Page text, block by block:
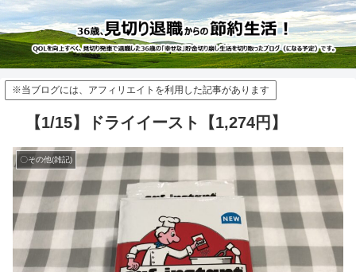
※当ブログには、アフィリエイトを利用した記事があります
【1/15】ドライイースト【1,274円】
〇その他(雑記)